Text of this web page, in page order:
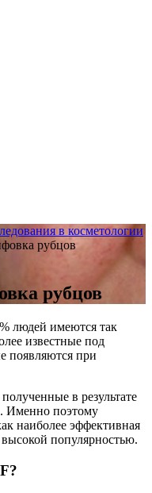
в косметологии
рубцов
рубцов
людей имеются так
известные под
появляются при
в результате
Именно поэтому
наиболее эффективная
высокой популярностью.